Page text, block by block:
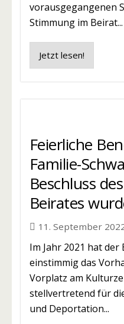
vorausgegangenen
Stimmung im Beirat...
Jetzt lesen!
Feierliche
Familie-
Beschluss
Beirates
11. September
Im Jahr 2021 hat
einstimmig das
Vorplatz am
stellvertretend für
und Deportation...